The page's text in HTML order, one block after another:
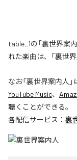
table_1の「裏世界案
れた楽曲は、「裏世
なお「裏世界案内人 」
YouTube Music、
聴くことができる。
各配信サービス： 裏